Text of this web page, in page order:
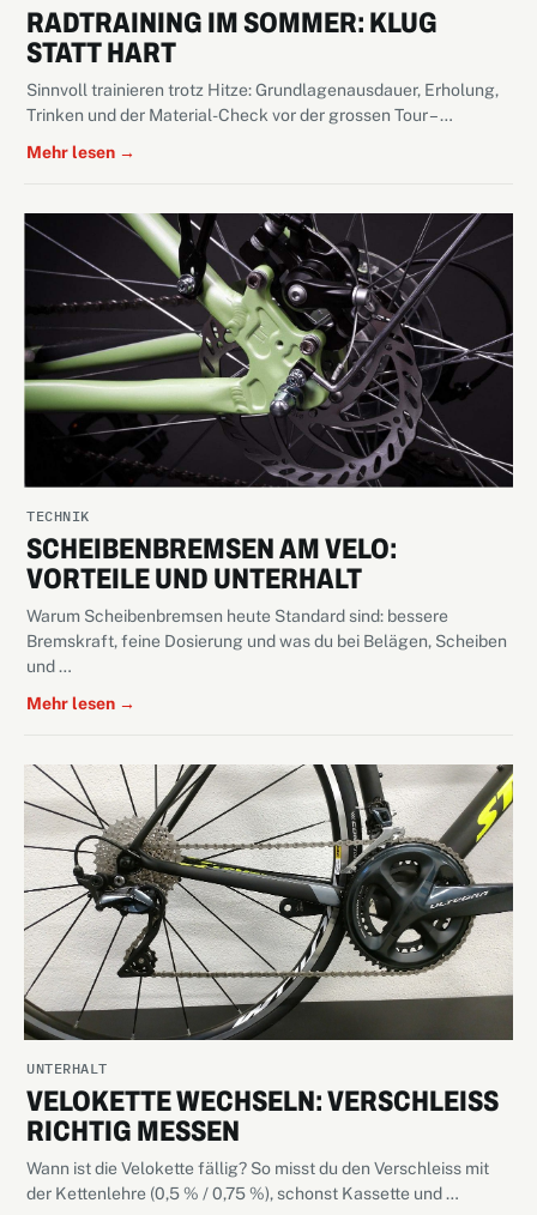
RADTRAINING IM SOMMER: KLUG
STATT HART
Sinnvoll trainieren trotz Hitze: Grundlagenausdauer, Erholung,
Trinken und der Material-Check vor der grossen Tour – …
Mehr lesen →
TECHNIK
SCHEIBENBREMSEN AM VELO:
VORTEILE UND UNTERHALT
Warum Scheibenbremsen heute Standard sind: bessere
Bremskraft, feine Dosierung und was du bei Belägen, Scheiben
und …
Mehr lesen →
UNTERHALT
VELOKETTE WECHSELN: VERSCHLEISS
RICHTIG MESSEN
Wann ist die Velokette fällig? So misst du den Verschleiss mit
der Kettenlehre (0,5 % / 0,75 %), schonst Kassette und …